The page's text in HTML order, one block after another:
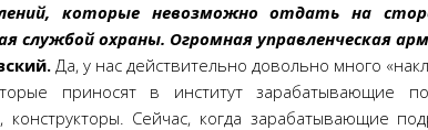
которые невозможно отдать на
службой охраны. Огромная управленческая
Да, у нас действительно довольно много
приносят в институт зарабатывающие
конструкторы. Сейчас, когда зарабатывающие